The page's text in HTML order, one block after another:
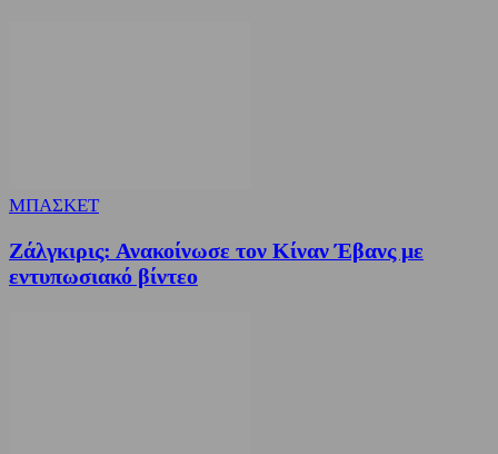
ΜΠΑΣΚΕΤ
Ζάλγκιρις: Ανακοίνωσε τον Κίναν Έβανς με
εντυπωσιακό βίντεο